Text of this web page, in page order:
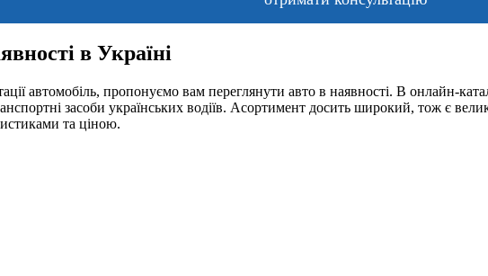
в Україні
автомобіль, пропонуємо вам переглянути авто в наявності. В онлайн-
засоби українських водіїв. Асортимент досить широкий, тож є
та ціною.